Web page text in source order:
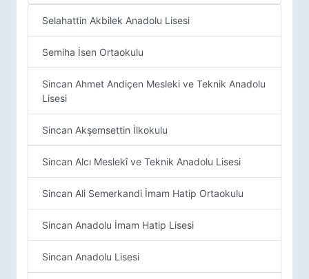
Selahattin Akbilek Anadolu Lisesi
Semiha İsen Ortaokulu
Sincan Ahmet Andiçen Mesleki ve Teknik Anadolu
Lisesi
Sincan Akşemsettin İlkokulu
Sincan Alcı Meslekî ve Teknik Anadolu Lisesi
Sincan Ali Semerkandi İmam Hatip Ortaokulu
Sincan Anadolu İmam Hatip Lisesi
Sincan Anadolu Lisesi